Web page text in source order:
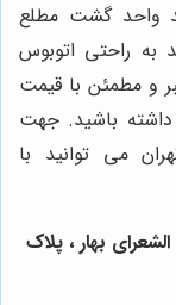
واحد گشت مطلع
به راحتی اتوبوس
و مطمئن با قیمت
باشید. جهت
می توانید با
بهار ، پلاک